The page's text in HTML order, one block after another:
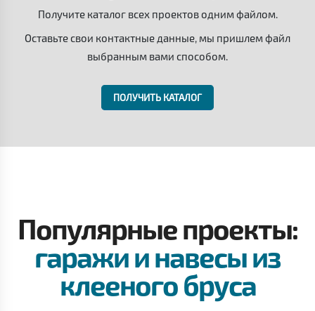
Получите каталог всех проектов одним файлом.
Оставьте свои контактные данные, мы пришлем файл
выбранным вами способом.
ПОЛУЧИТЬ КАТАЛОГ
Популярные проекты:
гаражи и навесы из
клееного бруса